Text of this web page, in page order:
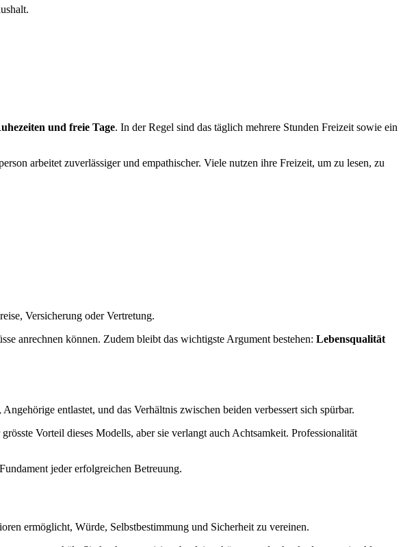
und freie Tage. In der Regel sind das täglich mehrere Stunden Freizeit sowie ein
arbeitet zuverlässiger und empathischer. Viele nutzen ihre Freizeit, um zu lesen, zu
Versicherung oder Vertretung.
anrechnen können. Zudem bleibt das wichtigste Argument bestehen: Lebensqualität
entlastet, und das Verhältnis zwischen beiden verbessert sich spürbar.
Vorteil dieses Modells, aber sie verlangt auch Achtsamkeit. Professionalität
jeder erfolgreichen Betreuung.
ermöglicht, Würde, Selbstbestimmung und Sicherheit zu vereinen.